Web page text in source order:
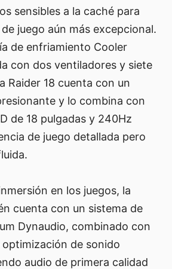
sensibles a la caché para
juego aún más excepcional.
de enfriamiento Cooler
con dos ventiladores y siete
Raider 18 cuenta con un
y lo combina con
de 18 pulgadas y 240Hz
de juego detallada pero
en los juegos, la
cuenta con un sistema de
Dynaudio, combinado con
de sonido
audio de primera calidad